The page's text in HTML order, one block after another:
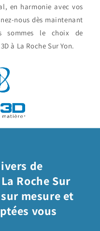
en harmonie avec vos
nous dès maintenant
sommes le choix de
à La Roche Sur Yon.
de
Roche Sur
mesure et
vous